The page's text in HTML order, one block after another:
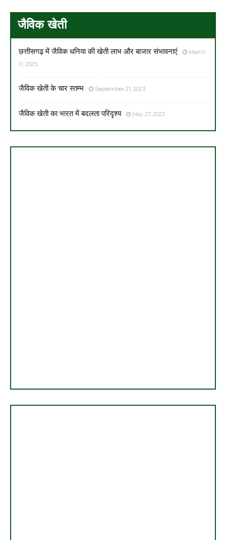
जैविक खेती
छत्तीसगढ़ में जैविक धनिया की खेती लाभ और बाजार संभावनाएं
March
11, 2025
जैविक खेती के चार स्तम्भ September 21, 2023
जैविक खेती का भारत में बदलता परिदृश्य May 27, 2022